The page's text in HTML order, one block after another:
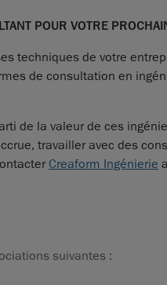
POUR VOTRE
techniques de votre
de consultation en
de la valeur de ces
travailler avec des
Creaform Ingénierie
suivantes :